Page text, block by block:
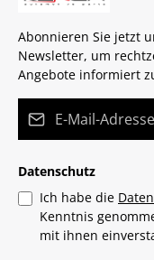
Abonnieren Sie jetzt
Newsletter, um
Angebote informiert
Datenschutz
Ich habe die
Kenntnis
mit ihnen